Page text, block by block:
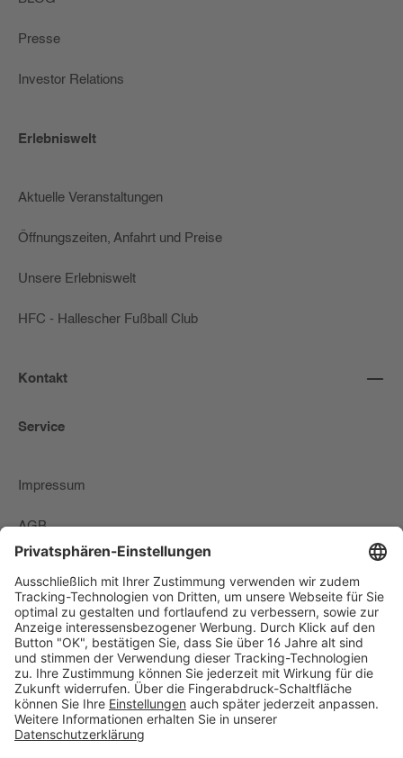
Presse
Investor Relations
Erlebniswelt
Aktuelle Veranstaltungen
Öffnungszeiten, Anfahrt und Preise
Unsere Erlebniswelt
HFC - Hallescher Fußball Club
Kontakt
Service
Impressum
AGB
Datenschutzerklärung
Newsletter
Widerrufsformular